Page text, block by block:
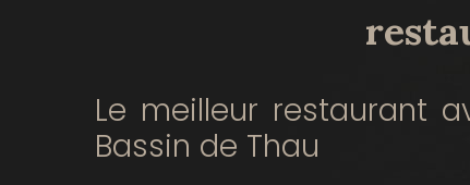
Le meilleur restaurant
Bassin de Thau